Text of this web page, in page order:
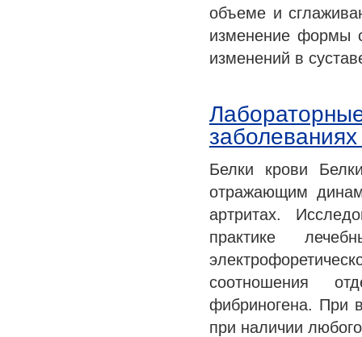
объеме и
изменение формы
изменений в
Белки крови
отражающим
артритах.
практике
соотношения
фибриногена. При
при наличии